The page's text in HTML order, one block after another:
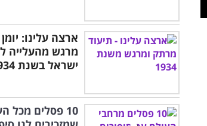
ארצה עלינו:
מרגש מהעלייה
ישראל בשנת 1934
10 פסלים מכל